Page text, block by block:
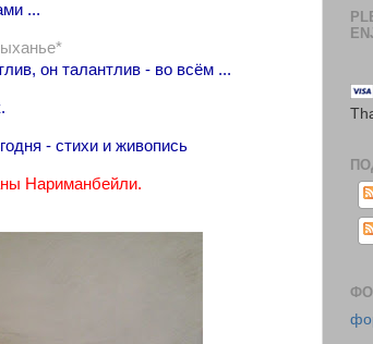
...
он талантлив - во всём ...
- стихи и живопись
Нариманбейли.